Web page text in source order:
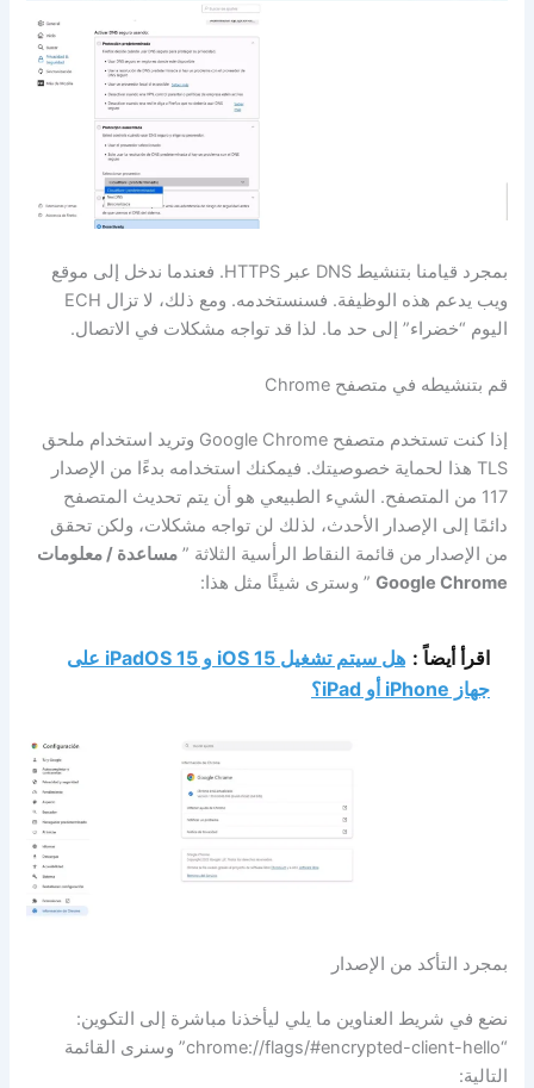
بمجرد قيامنا بتنشيط DNS عبر HTTPS. فعندما ندخل إلى موقع
ويب يدعم هذه الوظيفة. فسنستخدمه. ومع ذلك، لا تزال ECH
اليوم “خضراء” إلى حد ما. لذا قد تواجه مشكلات في الاتصال.
قم بتنشيطه في متصفح Chrome
إذا كنت تستخدم متصفح Google Chrome وتريد استخدام ملحق
TLS هذا لحماية خصوصيتك. فيمكنك استخدامه بدءًا من الإصدار
117 من المتصفح. الشيء الطبيعي هو أن يتم تحديث المتصفح
دائمًا إلى الإصدار الأحدث، لذلك لن تواجه مشكلات، ولكن تحقق
من الإصدار من قائمة النقاط الرأسية الثلاثة ”مساعدة / معلومات
Google Chrome ” وسترى شيئًا مثل هذا:
اقرأ أيضاً :
هل سيتم تشغيل iOS 15 و iPadOS 15 على
جهاز iPhone أو iPad؟
بمجرد التأكد من الإصدار
نضع في شريط العناوين ما يلي ليأخذنا مباشرة إلى التكوين:
“chrome://flags/#encrypted-client-hello” وسنرى القائمة
التالية: